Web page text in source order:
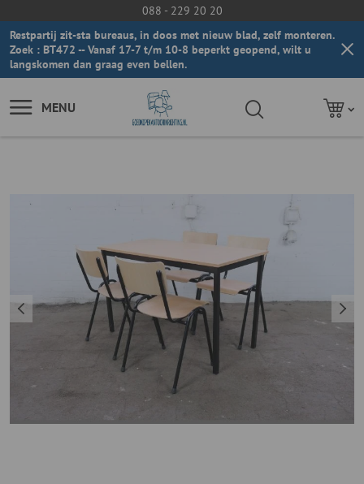
088 - 229 20 20
Restpartij zit-sta bureaus, in doos met nieuw blad, zelf monteren.
Zoek : BT472 -- Vanaf 17-7 t/m 10-8 beperkt geopend, wilt u
langskomen dan graag even bellen.
MENU